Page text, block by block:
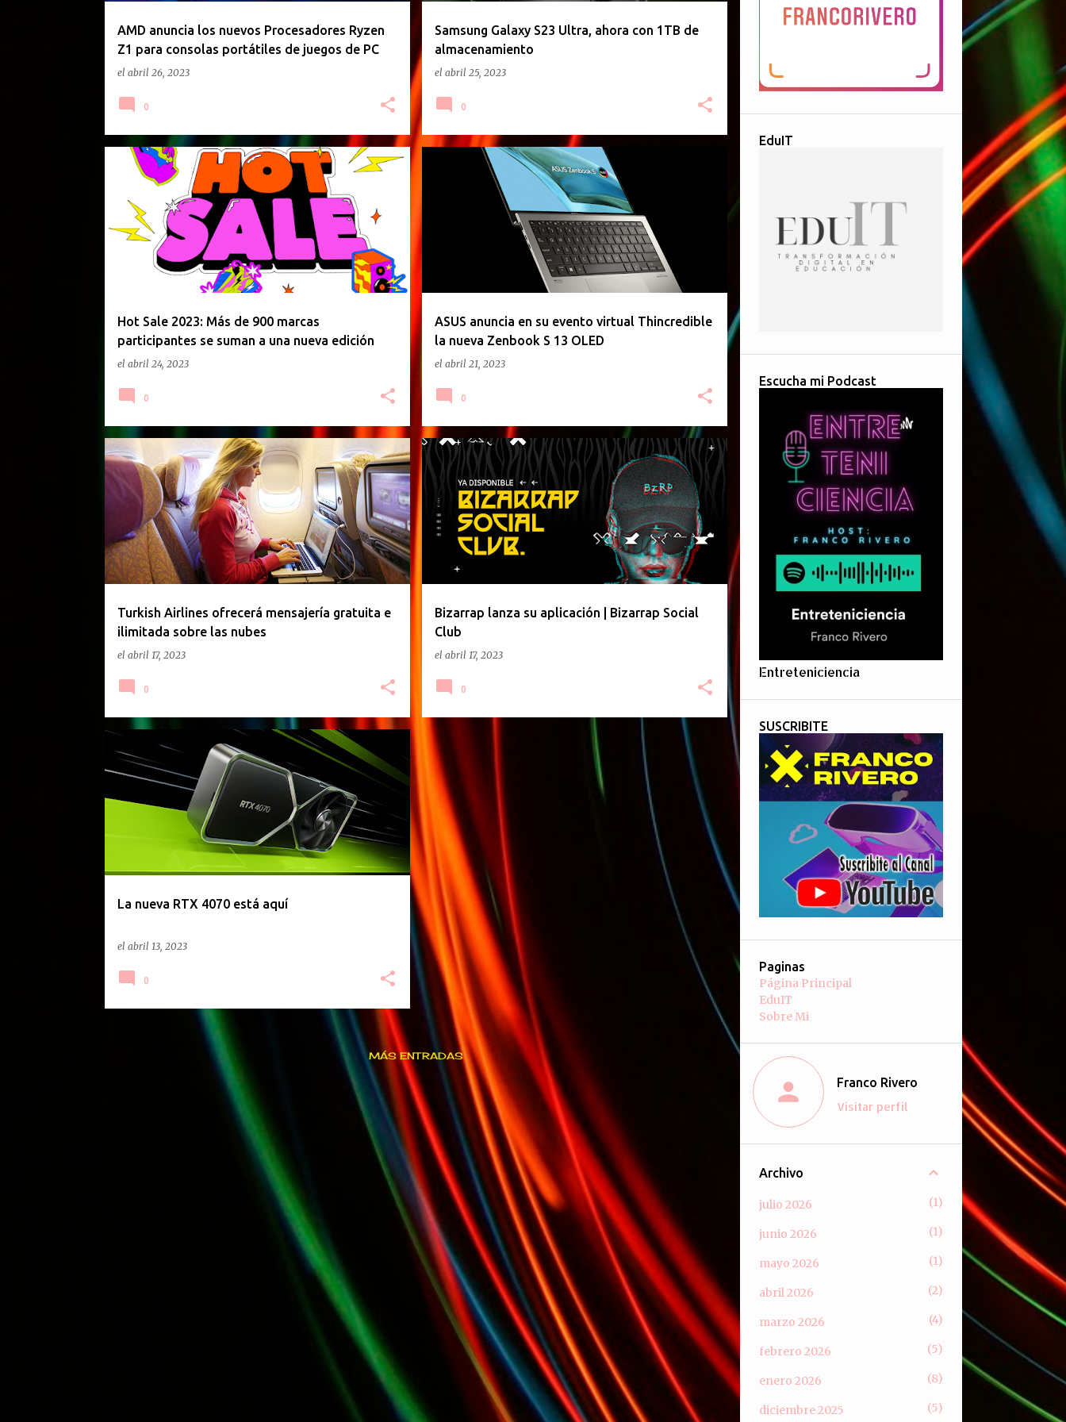
d
AMD anuncia los nuevos Procesadores Ryzen
Z1 para consolas portátiles de juegos de PC
el abril 26, 2023
0
Samsung Galaxy S23 Ultra, ahora con 1TB de
almacenamiento
el abril 25, 2023
0
Hot Sale 2023: Más de 900 marcas
participantes se suman a una nueva edición
el abril 24, 2023
0
ASUS anuncia en su evento virtual Thincredible
la nueva Zenbook S 13 OLED
el abril 21, 2023
GACETILLA DE PRENSA LAPTOP
0
Turkish Airlines ofrecerá mensajería gratuita e
ilimitada sobre las nubes
el abril 17, 2023
MENSAJERIA TURISMO TURKISH VIAJES
VUELOS WHATSAPP +
WIFI
0
Bizarrap lanza su aplicación | Bizarrap Social
Club
el abril 17, 2023
BIZARRAP BZRP MUSICA
0
La nueva RTX 4070 está aquí
el abril 13, 2023
4070 NVIDIA PLACAS DE VIDEO RTX
0
MÁS ENTRADAS
EduIT
Escucha mi Podcast
Entreteniciencia
SUSCRIBITE
Paginas
Página Principal
EduIT
Sobre Mi
Franco Rivero
Visitar perfil
Archivo
julio 2026 1
junio 2026 1
mayo 2026 1
abril 2026 2
marzo 2026 4
febrero 2026 5
enero 2026 8
diciembre 2025 5